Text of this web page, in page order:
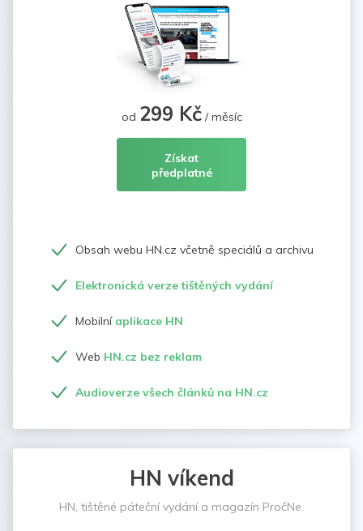
od 299 Kč/ měsíc
Získat
předplatné
Obsah webu HN.cz včetně speciálů a archivu
Elektronická verze tištěných vydání
Mobilní aplikace HN
Web HN.cz bez reklam
Audioverze všech článků na HN.cz
HN víkend
HN, tištěné páteční vydání a magazín PročNe.